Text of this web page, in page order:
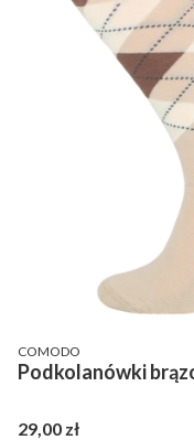
PRODUCENT
COMODO
Podkolanówki
Cena
29,00 zł